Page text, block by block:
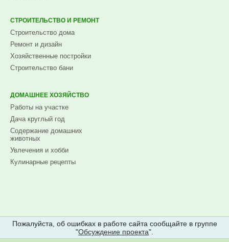
СТРОИТЕЛЬСТВО И РЕМОНТ
Строительство дома
Ремонт и дизайн
Хозяйственные постройки
Строительство бани
ДОМАШНЕЕ ХОЗЯЙСТВО
Работы на участке
Дача круглый год
Содержание домашних
животных
Увлечения и хобби
Кулинарные рецепты
Пожалуйста, об ошибках в работе сайта сообщайте в группе
"Обсуждение проекта".